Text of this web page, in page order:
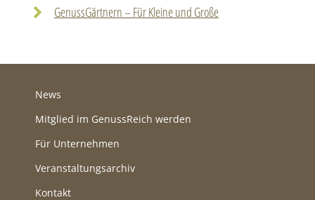
GenussGärtnern – Für Kleine und Große
News
Mitglied im GenussReich werden
Für Unternehmen
Veranstaltungsarchiv
Kontakt